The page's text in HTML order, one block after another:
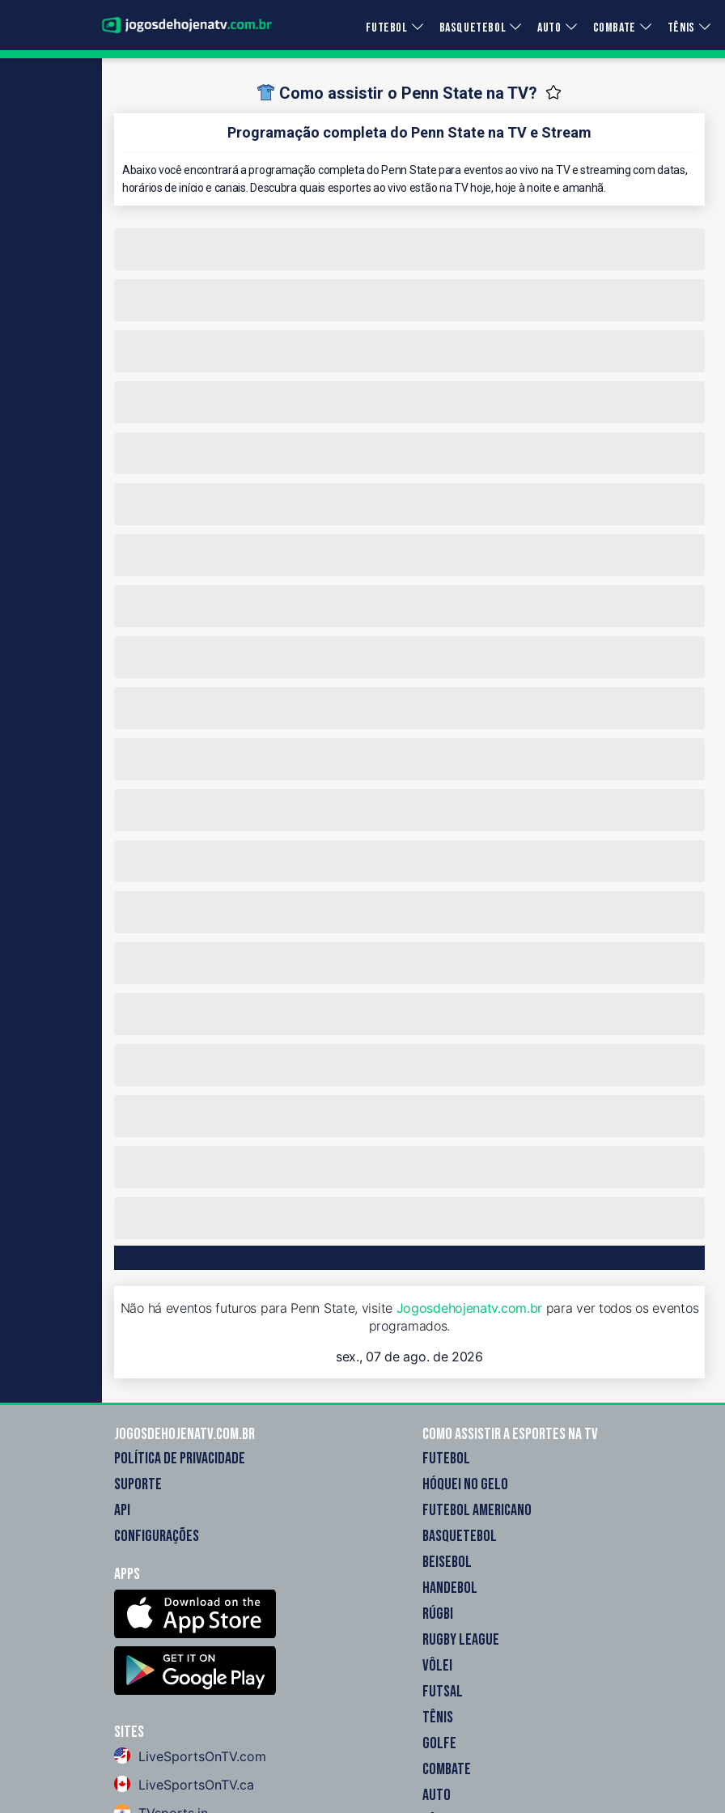
FUTEBOL BASQUETEBOL AUTO COMBATE TÊNIS
Como assistir o Penn State na TV?
Programação completa do Penn State na TV e Stream
Abaixo você encontrará a programação completa do Penn State para eventos ao vivo na TV e streaming com datas,
horários de início e canais. Descubra quais esportes ao vivo estão na TV hoje, hoje à noite e amanhã.
Não há eventos futuros para Penn State, visite Jogosdehojenatv.com.br para ver todos os eventos
programados.
sex., 07 de ago. de 2026
Jogosdehojenatv.com.br
POLÍTICA DE PRIVACIDADE
SUPORTE
API
CONFIGURAÇÕES
Apps
Sites
LiveSportsOnTV.com
LiveSportsOnTV.ca
Como assistir a esportes na TV
FUTEBOL
HÓQUEI NO GELO
FUTEBOL AMERICANO
BASQUETEBOL
BEISEBOL
HANDEBOL
RÚGBI
RUGBY LEAGUE
VÔLEI
FUTSAL
TÊNIS
GOLFE
COMBATE
AUTO